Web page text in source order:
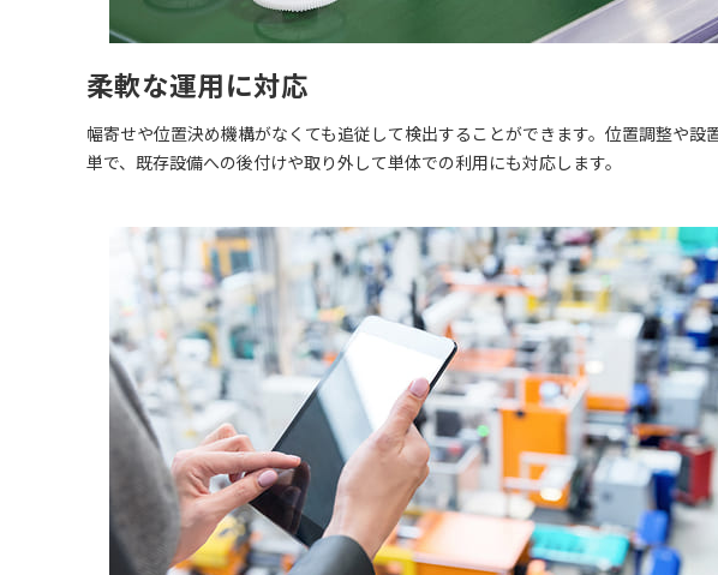
柔軟な運用に対応
幅寄せや位置決め機構がなくても追従して検出することができます。位置調整や設
単で、既存設備への後付けや取り外して単体での利用にも対応します。